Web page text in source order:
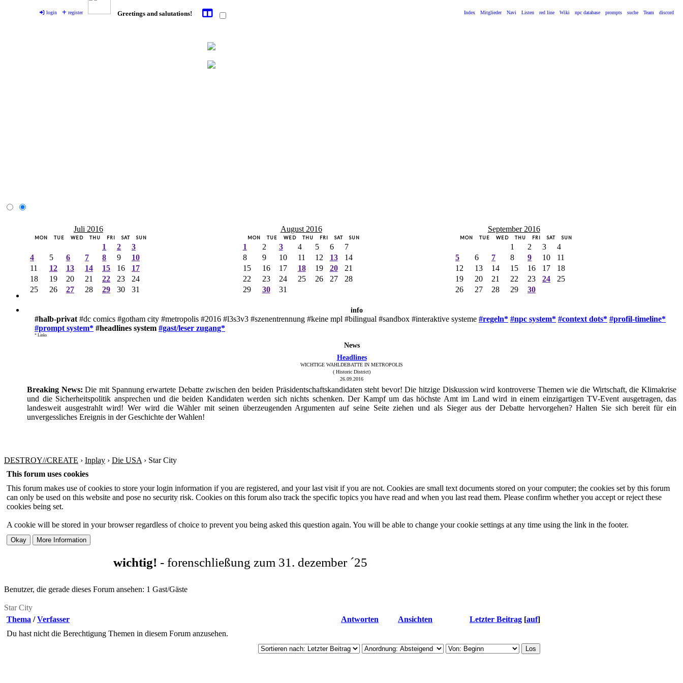
login register discord
Team
suche
prompts
npc database
Wiki
red line
Listen
Navi
Mitglieder
Index
Greetings and salutations!
Juli 2016
MON TUE WED THU FRI SAT SUN
1 2
3
4
5 6 7 8 9
10
11
12 13 14 15 16
17
18
19 20 21 22 23
24
25
26 27 28 29 30 31
August 2016
MON TUE WED THU FRI SAT SUN
1 2 3 4 5 6
7
8
9 10 11 12 13
14
15
16 17 18 19 20
21
22
23 24 25 26 27
28
29
30 31
September 2016
MON TUE WED THU FRI SAT SUN
1 2 3
4
5
6 7 8 9 10
11
12
13 14 15 16 17
18
19
20 21 22 23 24
25
26
27 28 29 30
info
#halb-privat #dc comics #gotham city #metropolis #2016 #l3s3v3 #szenentrennung #keine mpl #bilingual #sandbox #interaktive systeme #regeln* #npc system* #context dots* #profil-timeline*
#prompt system* #headlines system #gast/leser zugang*
* Links
News
Headlines
WICHTIGE WAHLDEBATTE IN METROPOLIS
( Historic District)
26.09.2016
Breaking News: Die mit Spannung erwartete Debatte zwischen den beiden Präsidentschaftskandidaten steht bevor! Die hitzige Diskussion wird kontroverse Themen wie die Wirtschaft, die Klimakrise
und die Sicherheitspolitik ansprechen und die beiden Kandidaten werden sich nichts schenken. Der Kampf um das höchste Amt im Land wird in einem einzigartigen TV-Event ausgetragen, das
landesweit ausgestrahlt wird! Wer wird die Wähler mit seinen überzeugenden Argumenten auf seine Seite ziehen und als Sieger aus der Debatte hervorgehen? Halten Sie sich bereit für ein
unvergessliches Ereignis in der Geschichte der Wahlen!
DESTROY//CREATE › Inplay › Die USA › Star City
This forum uses cookies
This forum makes use of cookies to store your login information if you are registered, and your last visit if you are not. Cookies are small text documents stored on your computer; the cookies set by this forum
can only be used on this website and pose no security risk. Cookies on this forum also track the specific topics you have read and when you last read them. Please confirm whether you accept or reject these
cookies being set.
A cookie will be stored in your browser regardless of choice to prevent you being asked this question again. You will be able to change your cookie settings at any time using the link in the footer.
wichtig! - forenschließung zum 31. dezember ´25
Benutzer, die gerade dieses Forum ansehen: 1 Gast/Gäste
Star City
Thema /Verfasser Antworten Ansichten Letzter Beitrag [auf]
Du hast nicht die Berechtigung Themen in diesem Forum anzusehen.